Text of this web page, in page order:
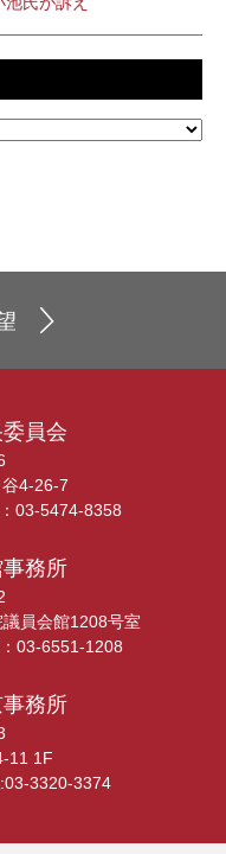
員会
4-26-7
03-5474-8358
務所
員会館1208号室
03-6551-1208
務所
11 1F
3320-3374